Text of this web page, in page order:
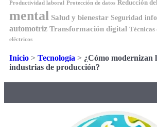
Productividad laboral Protección de datos Reducción
mental Salud y bienestar Seguridad
automotriz Transformación digital
eléctricos
Inicio > Tecnología > ¿Cómo modernizan
industrias de producción?